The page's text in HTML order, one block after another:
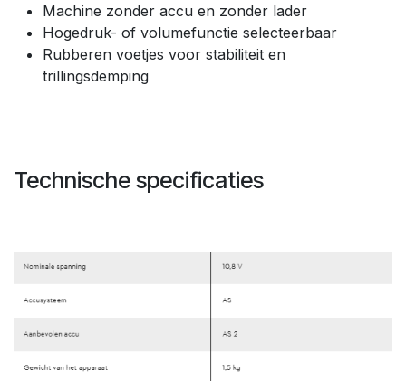
Machine zonder accu en zonder lader
Hogedruk- of volumefunctie selecteerbaar
Rubberen voetjes voor stabiliteit en
trillingsdemping
Technische specificaties